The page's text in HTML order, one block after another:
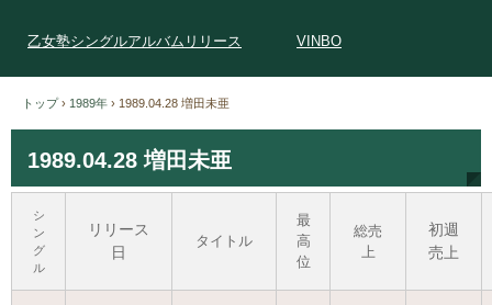
乙女塾シングルアルバムリリース VINBO
トップ › 1989年 › 1989.04.28 増田未亜
1989.04.28 増田未亜
シ
ン
グ
ル
リリース
日
タイトル
最
高
位
総売
上
初週
売上